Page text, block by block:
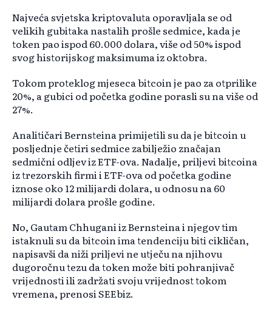
Najveća svjetska kriptovaluta oporavljala se od
velikih gubitaka nastalih prošle sedmice, kada je
token pao ispod 60.000 dolara, više od 50% ispod
svog historijskog maksimuma iz oktobra.
Tokom proteklog mjeseca bitcoin je pao za otprilike
20%, a gubici od početka godine porasli su na više od
27%.
Analitičari Bernsteina primijetili su da je bitcoin u
posljednje četiri sedmice zabilježio značajan
sedmični odljev iz ETF-ova. Nadalje, priljevi bitcoina
iz trezorskih firmi i ETF-ova od početka godine
iznose oko 12 milijardi dolara, u odnosu na 60
milijardi dolara prošle godine.
No, Gautam Chhugani iz Bernsteina i njegov tim
istaknuli su da bitcoin ima tendenciju biti cikličan,
napisavši da niži priljevi ne utječu na njihovu
dugoročnu tezu da token može biti pohranjivač
vrijednosti ili zadržati svoju vrijednost tokom
vremena, prenosi SEEbiz.